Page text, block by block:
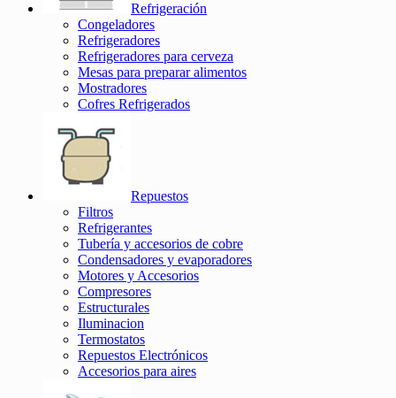
Refrigeración
Congeladores
Refrigeradores
Refrigeradores para cerveza
Mesas para preparar alimentos
Mostradores
Cofres Refrigerados
Repuestos
Filtros
Refrigerantes
Tubería y accesorios de cobre
Condensadores y evaporadores
Motores y Accesorios
Compresores
Estructurales
Iluminacion
Termostatos
Repuestos Electrónicos
Accesorios para aires